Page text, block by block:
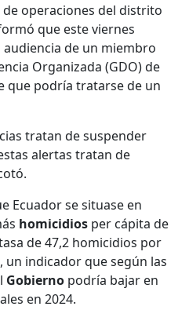
operaciones del distrito
que este viernes
de un miembro
Organizada (GDO) de
que podría tratarse de un
tratan de suspender
alertas tratan de
Ecuador se situase en
homicidios per cápita de
de 47,2 homicidios por
un indicador que según las
Gobierno podría bajar en
en 2024.